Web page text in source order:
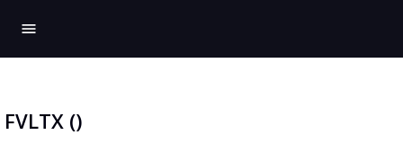
menu
FVLTX ()